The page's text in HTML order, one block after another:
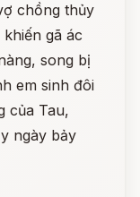
chồng thủy
gã ác
song bị
em sinh đôi
của Tau,
ngày bảy